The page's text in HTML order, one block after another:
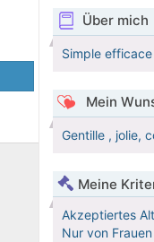
Über mich
Simple
Mein
Gentille , jolie,
Meine
Akzeptiertes
Nur von